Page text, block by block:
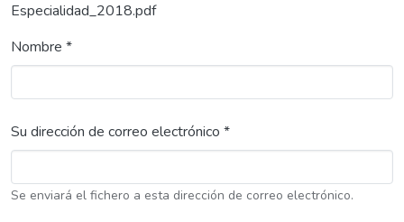
Especialidad_2018.pdf
Nombre *
Su dirección de correo electrónico *
Se enviará el fichero a esta dirección de correo electrónico.